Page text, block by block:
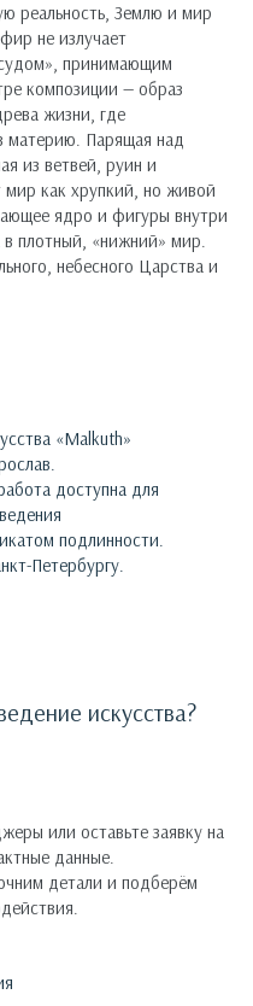
реальность, Землю и мир
не излучает
принимающим
композиции — образ
жизни, где
материю. Парящая над
из ветвей, руин и
мир как хрупкий, но живой
ядро и фигуры внутри
плотный, «нижний» мир.
небесного Царства и
«Malkuth»
.
доступна для
подлинности.
Петербургу.
искусства?
или оставьте заявку на
данные.
детали и подберём